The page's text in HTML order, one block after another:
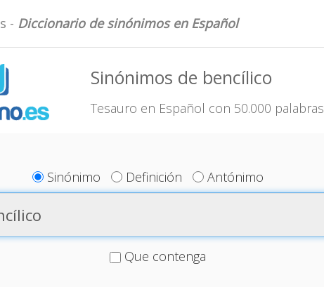
- Diccionario de sinónimos en Español
Sinónimos de bencílico
Tesauro en Español con 50.000 palabras
Sinónimo Definición Antónimo
Que contenga